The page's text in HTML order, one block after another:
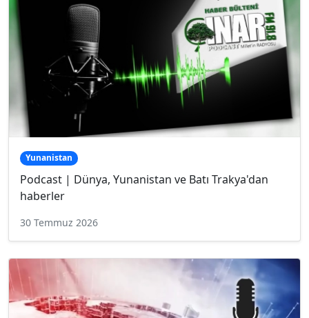
Yunanistan
Podcast | Dünya, Yunanistan ve Batı Trakya'dan
haberler
30 Temmuz 2026